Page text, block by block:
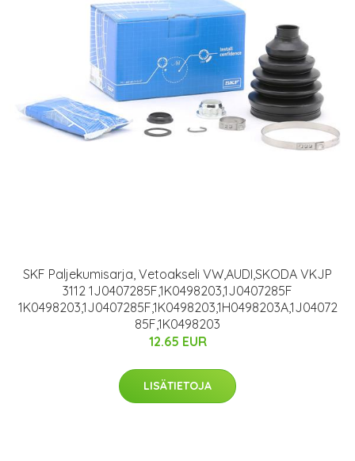
SKF Paljekumisarja, Vetoakseli VW,AUDI,SKODA VKJP
3112 1J0407285F,1K0498203,1J0407285F
1K0498203,1J0407285F,1K0498203,1H0498203A,1J04072
85F,1K0498203
12.65 EUR
LISÄTIETOJA